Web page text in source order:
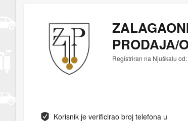
PRODAJA/
Registriran na Njuškalu
Korisnik je verificirao broj telefona u